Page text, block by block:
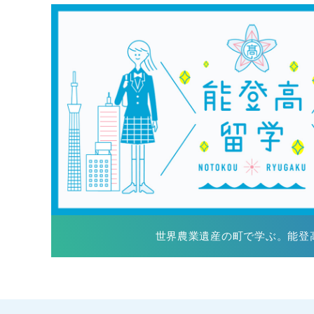
世界農業遺産の町で学ぶ。能登